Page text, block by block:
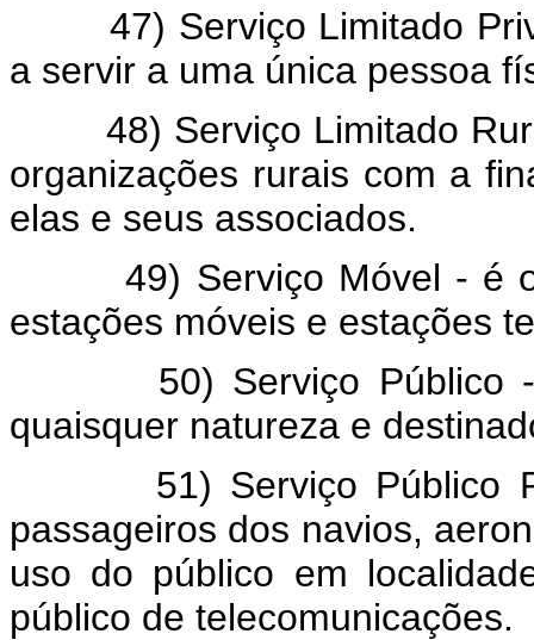
47) Serviço Limitado
a servir a uma única pessoa
48) Serviço Limitado
organizações rurais com a
elas e seus associados.
49) Serviço Móvel - é o
estações móveis e estações
50) Serviço Público - é
quaisquer natureza e
51) Serviço Público
passageiros dos navios,
uso do público em
público de telecomunicações.